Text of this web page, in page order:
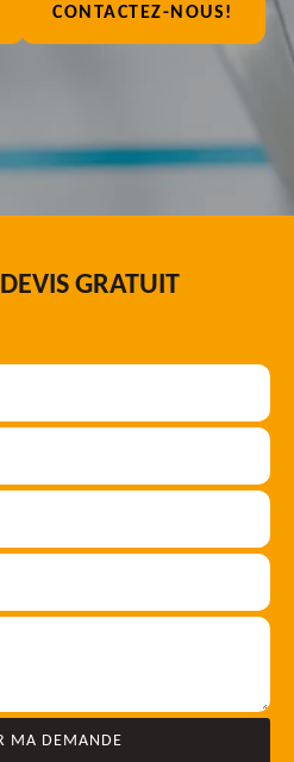
CONTACTEZ-NOUS!
DEVIS GRATUIT